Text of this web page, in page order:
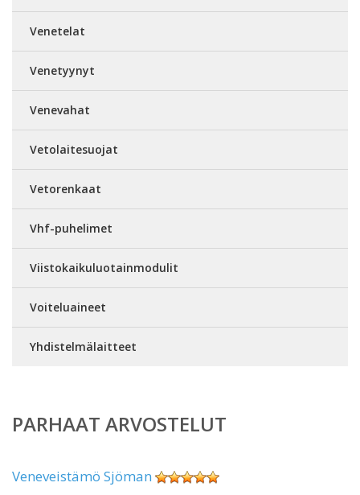
Venetelat
Venetyynyt
Venevahat
Vetolaitesuojat
Vetorenkaat
Vhf-puhelimet
Viistokaikuluotainmodulit
Voiteluaineet
Yhdistelmälaitteet
PARHAAT ARVOSTELUT
Veneveistämö Sjöman